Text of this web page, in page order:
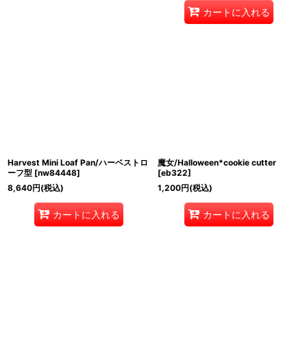
カートに入れる
Harvest Mini Loaf Pan/ハーベストロ
ーフ型 [nw84448]
8,640円(税込)
カートに入れる
魔女/Halloween*cookie cutter
[eb322]
1,200円(税込)
カートに入れる